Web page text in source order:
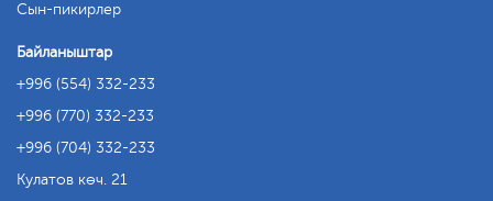
Сын-пикирлер
Байланыштар
+996 (554) 332-233
+996 (770) 332-233
+996 (704) 332-233
Кулатов көч. 21